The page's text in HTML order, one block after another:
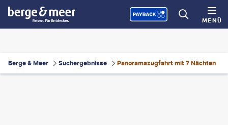
MENÜ
Berge & Meer Suchergebnisse Panoramazugfahrt mit 7 Nächten